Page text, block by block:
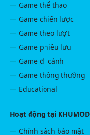
Game thể thao
Game chiến lược
Game theo lượt
Game phiêu lưu
Game đi cảnh
Game thông thường
Educational
Hoạt động tại KHUMOD
Chính sách bảo mật